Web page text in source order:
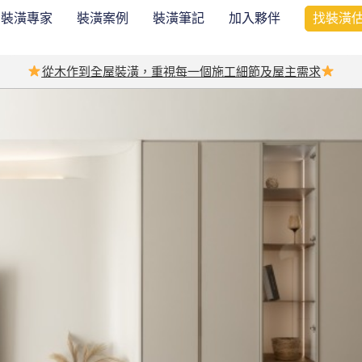
裝潢專家 裝潢案例 裝潢筆記 加入夥伴 找裝潢
從木作到全屋裝潢，重視每一個施工細節及屋主需求